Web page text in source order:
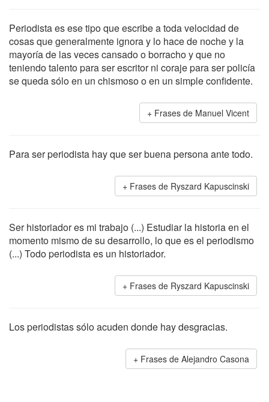
Periodista es ese tipo que escribe a toda velocidad de
cosas que generalmente ignora y lo hace de noche y la
mayoría de las veces cansado o borracho y que no
teniendo talento para ser escritor ni coraje para ser policía
se queda sólo en un chismoso o en un simple confidente.
Frases de Manuel Vicent
Para ser periodista hay que ser buena persona ante todo.
Frases de Ryszard Kapuscinski
Ser historiador es mi trabajo (...) Estudiar la historia en el
momento mismo de su desarrollo, lo que es el periodismo
(...) Todo periodista es un historiador.
Frases de Ryszard Kapuscinski
Los periodistas sólo acuden donde hay desgracias.
Frases de Alejandro Casona